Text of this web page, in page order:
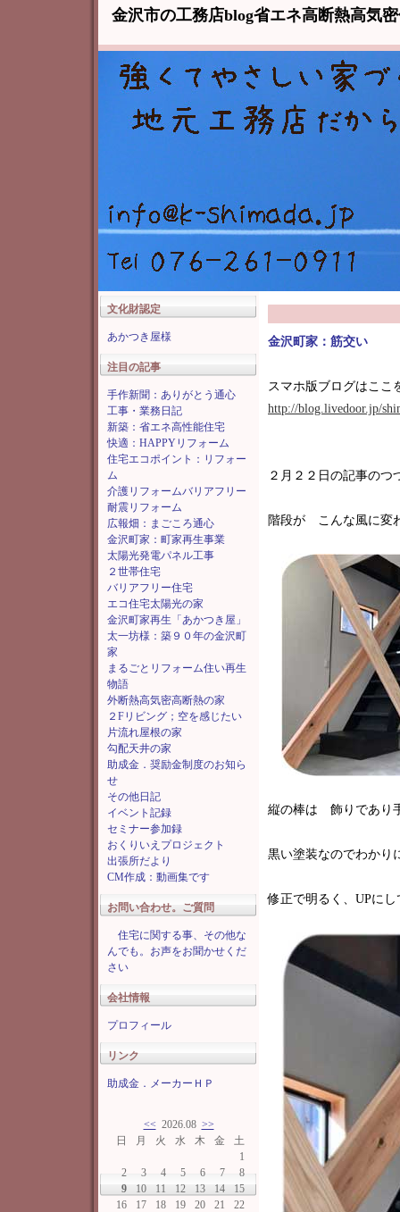
金沢市の工務店blog省エネ高断熱高気
文化財認定
あかつき屋様
注目の記事
手作新聞：ありがとう通心
工事・業務日記
新築：省エネ高性能住宅
快適：HAPPYリフォーム
住宅エコポイント：リフォー
ム
介護リフォームバリアフリー
耐震リフォーム
広報畑：まごころ通心
金沢町家：町家再生事業
太陽光発電パネル工事
２世帯住宅
バリアフリー住宅
エコ住宅太陽光の家
金沢町家再生「あかつき屋」
太一坊様：築９０年の金沢町
家
まるごとリフォーム住い再生
物語
外断熱高気密高断熱の家
２Fリビング；空を感じたい
片流れ屋根の家
勾配天井の家
助成金．奨励金制度のお知ら
せ
その他日記
イベント記録
セミナー参加録
おくりいえプロジェクト
出張所だより
CM作成：動画集です
お問い合わせ。ご質問
住宅に関する事、その他な
んでも。お声をお聞かせくだ
さい
会社情報
プロフィール
リンク
助成金．メーカーＨＰ
<< 2026.08 >>
日
2
9
16
月
3
10
17
火
4
11
18
水
5
12
19
木
6
13
20
金
7
14
21
土
1
8
15
22
金沢町家：筋交い
スマホ版ブログはここ
http://blog.livedoor.jp/
２月２２日の記事のつ
階段が こんな風に変
縦の棒は 飾りであり
黒い塗装なのでわかり
修正で明るく、UPに